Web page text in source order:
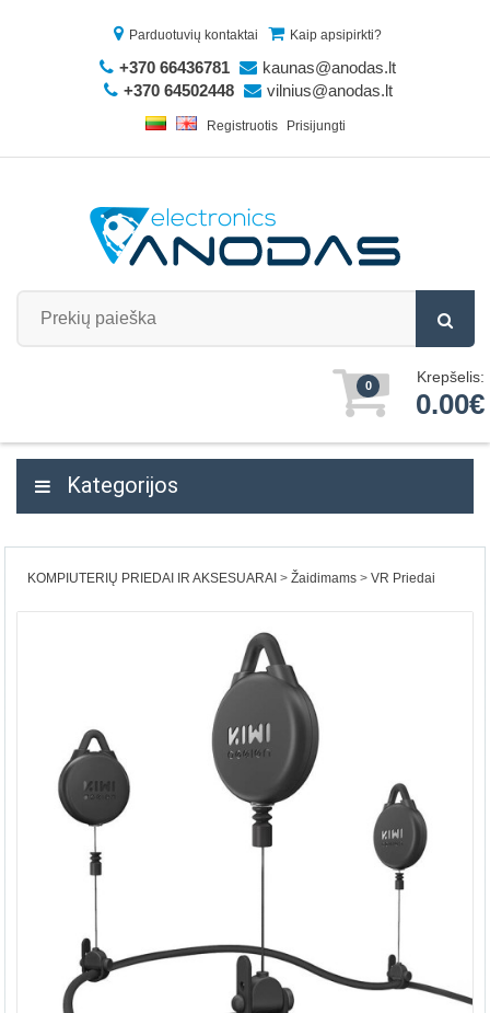
Parduotuvių kontaktai Kaip apsipirkti?
+370 66436781
kaunas@anodas.lt
+370 64502448
vilnius@anodas.lt
Registruotis Prisijungti
0 Krepšelis:
0.00€
Kategorijos
KOMPIUTERIŲ PRIEDAI IR AKSESUARAI Žaidimams VR Priedai